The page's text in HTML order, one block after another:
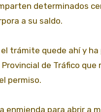
determinados
a su saldo.
el trámite quede ahí y
de Tráfico
permiso.
enmienda para abrir a